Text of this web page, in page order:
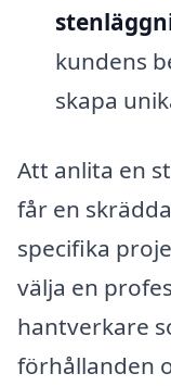
kundens
skapa
Att anlita en
får en
specifika
välja en
hantverkare
förhållanden